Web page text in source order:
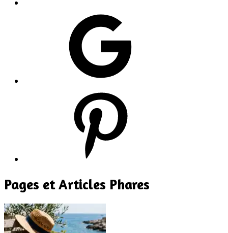
Pages et Articles Phares